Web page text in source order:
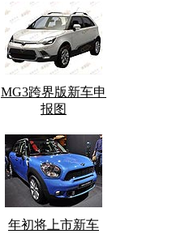
MG3跨界版新车申
报图
年初将上市新车